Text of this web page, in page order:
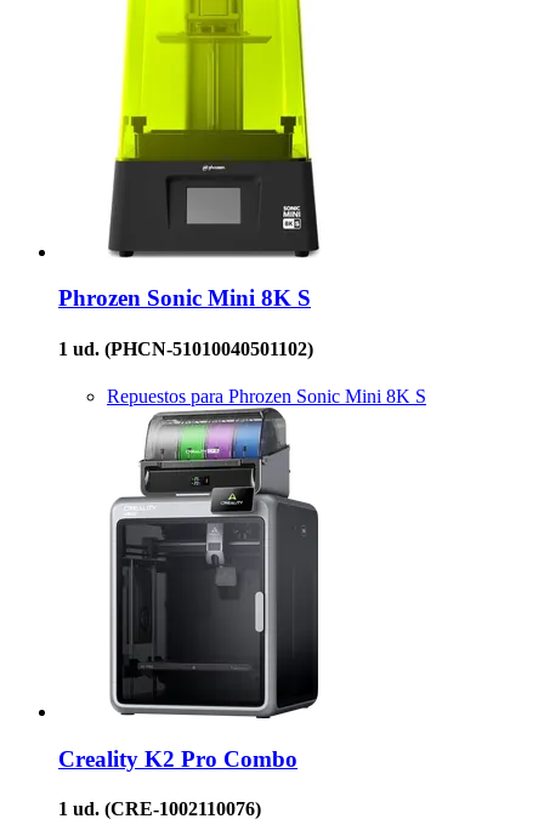
Phrozen Sonic Mini 8K S
1 ud. (PHCN-51010040501102)
Repuestos para Phrozen Sonic Mini 8K S
Creality K2 Pro Combo
1 ud. (CRE-1002110076)